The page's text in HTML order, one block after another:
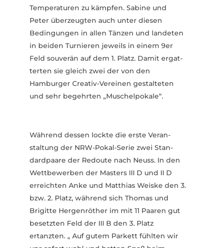
Tempe­ra­turen zu kämpfen. Sabine und
Peter über­zeugten auch unter diesen
Bedin­gungen in allen Tänzen und landeten
in beiden Turnieren jeweils in einem 9er
Feld souverän auf dem 1. Platz. Damit ergat­
terten sie gleich zwei der von den
Hamburger Creativ-Vereinen gestal­teten
und sehr begehrten „Muschel­pokale“.
Während dessen lockte die erste Veran­
staltung der NRW-Pokal-Serie zwei Stan­
dard­paare der Redoute nach Neuss. In den
Wett­be­werben der Masters III D und II D
erreichten Anke und Matthias Weiske den 3.
bzw. 2. Platz, während sich Thomas und
Brigitte Hergen­röther im mit 11 Paaren gut
besetzten Feld der III B den 3. Platz
ertanzten. „ Auf gutem Parkett fühlten wir